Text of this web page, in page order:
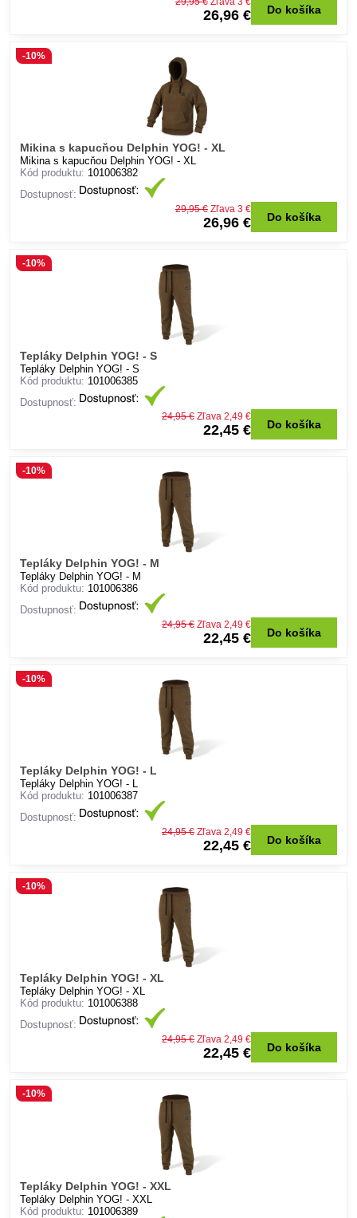
26,96 € Do košíka
Mikina s kapucňou Delphin YOG! - XL
-10%
Mikina s kapucňou Delphin YOG! - XL
Kód produktu: 101006382
Dostupnosť:
26,96 €
29,95 € Zľava 3 €
Do košíka
Tepláky Delphin YOG! - S
-10%
Tepláky Delphin YOG! - S
Kód produktu: 101006385
Dostupnosť:
22,45 €
24,95 € Zľava 2,49 €
Do košíka
Tepláky Delphin YOG! - M
-10%
Tepláky Delphin YOG! - M
Kód produktu: 101006386
Dostupnosť:
22,45 €
24,95 € Zľava 2,49 €
Do košíka
Tepláky Delphin YOG! - L
-10%
Tepláky Delphin YOG! - L
Kód produktu: 101006387
Dostupnosť:
22,45 €
24,95 € Zľava 2,49 €
Do košíka
Tepláky Delphin YOG! - XL
-10%
Tepláky Delphin YOG! - XL
Kód produktu: 101006388
Dostupnosť:
22,45 €
24,95 € Zľava 2,49 €
Do košíka
Tepláky Delphin YOG! - XXL
-10%
Tepláky Delphin YOG! - XXL
Kód produktu: 101006389